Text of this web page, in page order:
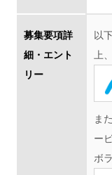
募集要項詳
細・エント
リー
以
上
ま
ー
ボ